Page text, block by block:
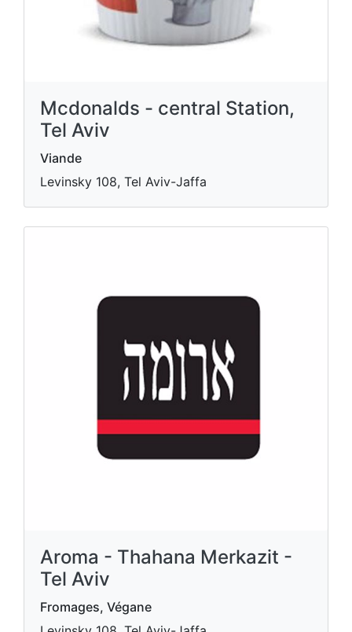
Mcdonalds - central Station,
Tel Aviv
Viande
Levinsky 108, Tel Aviv-Jaffa
Aroma - Thahana Merkazit -
Tel Aviv
Fromages, Végane